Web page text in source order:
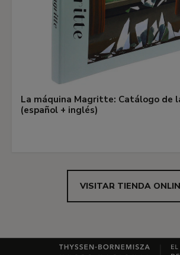
La máquina Magritte: Catálogo de
(español + inglés)
VISITAR TIENDA